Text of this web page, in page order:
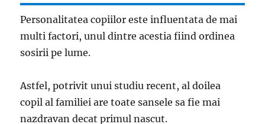
Personalitatea copiilor este influentata de mai
multi factori, unul dintre acestia fiind ordinea
sosirii pe lume.
Astfel, potrivit unui studiu recent, al doilea
copil al familiei are toate sansele sa fie mai
nazdravan decat primul nascut.